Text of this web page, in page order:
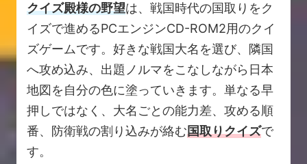
クイズ殿様の野望は、戦国時代の国取りをク
イズで進めるPCエンジンCD-ROM2用のクイ
ズゲームです。好きな戦国大名を選び、隣国
へ攻め込み、出題ノルマをこなしながら日本
地図を自分の色に塗っていきます。単なる早
押しではなく、大名ごとの能力差、攻める順
番、防衛戦の割り込みが絡む国取りクイズで
す。